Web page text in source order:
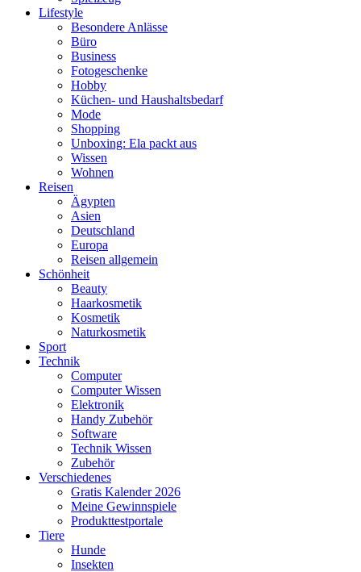
Lifestyle
Besondere Anlässe
Büro
Business
Fotogeschenke
Hobby
Küchen- und Haushaltsbedarf
Mode
Shopping
Unboxing: Ela packt aus
Wissen
Wohnen
Reisen
Ägypten
Asien
Deutschland
Europa
Reisen allgemein
Schönheit
Beauty
Haarkosmetik
Kosmetik
Naturkosmetik
Sport
Technik
Computer
Computer Wissen
Elektronik
Handy Zubehör
Software
Technik Wissen
Zubehör
Verschiedenes
Gratis Kalender 2026
Meine Gewinnspiele
Produkttestportale
Tiere
Hunde
Insekten